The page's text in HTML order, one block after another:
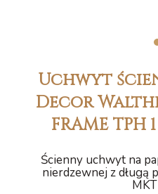
Uchwyt
Decor
FRAME
Ścienny uchwyt na
nierdzewnej z długą